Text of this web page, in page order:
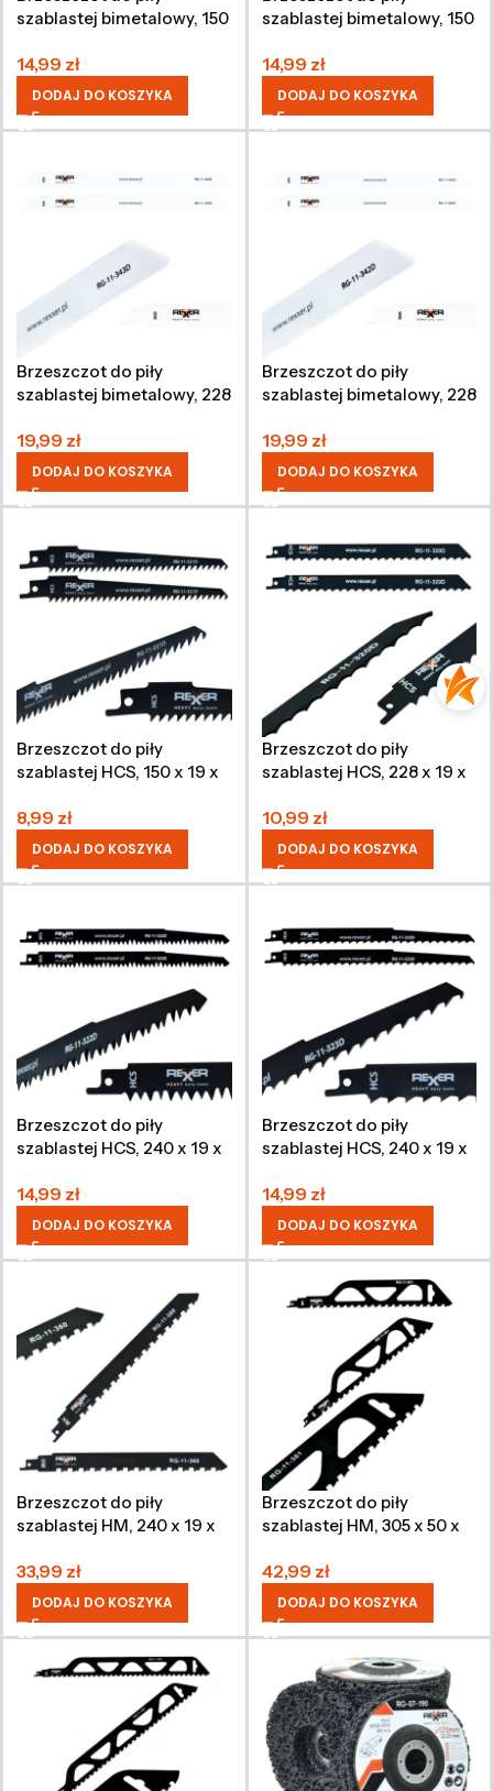
szablastej bimetalowy, 150
14,99 zł
DODAJ DO KOSZYKA
szablastej bimetalowy, 150
14,99 zł
DODAJ DO KOSZYKA
Brzeszczot do piły
szablastej bimetalowy, 228
19,99 zł
DODAJ DO KOSZYKA
Brzeszczot do piły
szablastej bimetalowy, 228
19,99 zł
DODAJ DO KOSZYKA
Brzeszczot do piły
szablastej HCS, 150 x 19 x
8,99 zł
DODAJ DO KOSZYKA
Brzeszczot do piły
szablastej HCS, 228 x 19 x
10,99 zł
DODAJ DO KOSZYKA
Brzeszczot do piły
szablastej HCS, 240 x 19 x
14,99 zł
DODAJ DO KOSZYKA
Brzeszczot do piły
szablastej HCS, 240 x 19 x
14,99 zł
DODAJ DO KOSZYKA
Brzeszczot do piły
szablastej HM, 240 x 19 x
33,99 zł
DODAJ DO KOSZYKA
Brzeszczot do piły
szablastej HM, 305 x 50 x
42,99 zł
DODAJ DO KOSZYKA